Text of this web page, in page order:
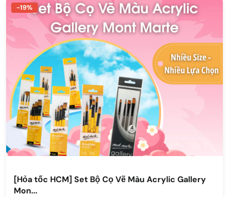
-19%
[Hỏa tốc HCM] Set Bộ Cọ Vẽ Màu Acrylic Gallery
Mon...